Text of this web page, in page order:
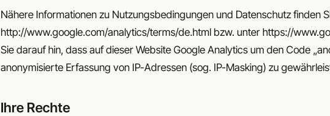
Nähere Informationen zu Nutzungsbedingungen und Datenschutz finden
http://www.google.com/analytics/terms/de.html bzw. unter https://
Sie darauf hin, dass auf dieser Website Google Analytics um den Code
anonymisierte Erfassung von IP-Adressen (sog. IP-Masking) zu
Ihre Rechte